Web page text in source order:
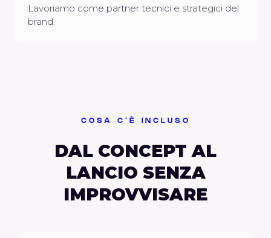
Lavoriamo come partner tecnici e strategici del
brand.
COSA C'È INCLUSO
DAL CONCEPT AL
LANCIO SENZA
IMPROVVISARE